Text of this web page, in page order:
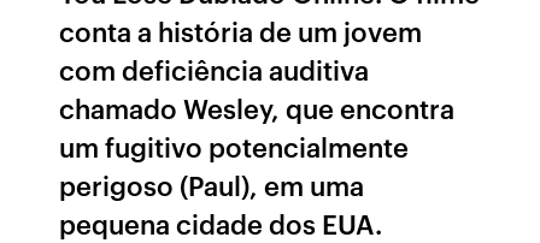
conta a história de um jovem
com deficiência auditiva
chamado Wesley, que encontra
um fugitivo potencialmente
perigoso (Paul), em uma
pequena cidade dos EUA.